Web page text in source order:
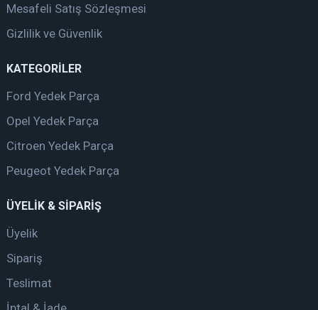
Mesafeli Satış Sözleşmesi
Gizlilik ve Güvenlik
KATEGORİLER
Ford Yedek Parça
Opel Yedek Parça
Citroen Yedek Parça
Peugeot Yedek Parça
ÜYELİK & SİPARİŞ
Üyelik
Sipariş
Teslimat